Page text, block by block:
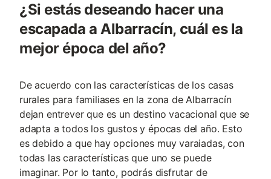
¿Si estás deseando hacer una
escapada a Albarracín, cuál es la
mejor época del año?
De acuerdo con las características de los casas
rurales para familiases en la zona de Albarracín
dejan entrever que es un destino vacacional que se
adapta a todos los gustos y épocas del año. Esto
es debido a que hay opciones muy varaiadas, con
todas las características que uno se puede
imaginar. Por lo tanto, podrás disfrutar de